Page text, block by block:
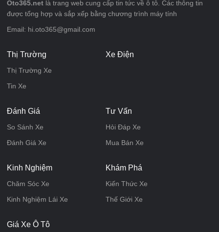
Oto365.net là trang web cung cấp tin tức về ô tô. Các thông tin
được tổng hợp và sắp xếp bằng chương trình máy tính
Email: hi.oto365@gmail.com
Thị Trường
Thị Trường Xe
Tin Xe
Xe Điện
Đánh Giá
So Sánh Xe
Đánh Giá Xe
Tư Vấn
Hỏi Đáp Xe
Mua Bán Xe
Kinh Nghiệm
Chăm Sóc Xe
Kinh Nghiệm Lái Xe
Khám Phá
Kiến Thức Xe
Thế Giới Xe
Giá Xe Ô Tô